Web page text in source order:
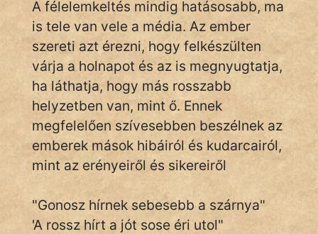
PSZICHO
ZENE
FILM
ÉLETMÓD
MAGYARSÁG
És
TÖRTÉNELEM
Népszerű szerzőink:
A félelemkeltés mindig hatásosabb, ma
is tele van vele a média. Az ember
szereti azt érezni, hogy felkészülten
várja a holnapot és az is megnyugtatja,
ha láthatja, hogy más rosszabb
helyzetben van, mint ő. Ennek
megfelelően szívesebben beszélnek az
emberek mások hibáiról és kudarcairól,
mint az erényeiről és sikereiről
"Gonosz hírnek sebesebb a szárnya"
'A rossz hírt a jót sose éri utol"